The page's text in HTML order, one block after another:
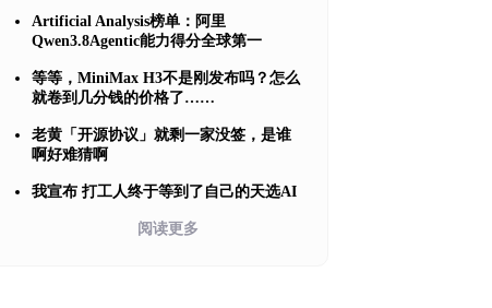
Artificial Analysis榜单：阿里
Qwen3.8Agentic能力得分全球第一
等等，MiniMax H3不是刚发布吗？怎么
就卷到几分钱的价格了……
老黄「开源协议」就剩一家没签，是谁
啊好难猜啊
我宣布 打工人终于等到了自己的天选AI
阅读更多